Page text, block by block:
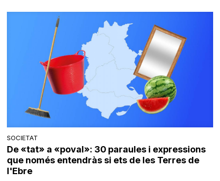
SOCIETAT
De «tat» a «poval»: 30 paraules i expressions
que només entendràs si ets de les Terres de
l'Ebre